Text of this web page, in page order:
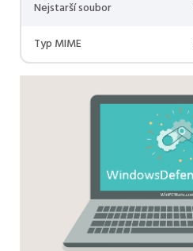
Nejstarší soubor
Typ MIME